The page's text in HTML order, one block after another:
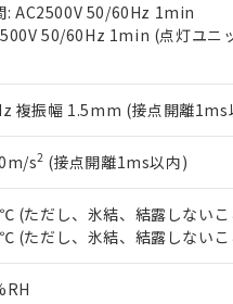
: AC2500V 50/60Hz 1min
50/60Hz 1min (点灯ユニ
複振幅 1.5mm (接点開離1ms
s2 (接点開離1ms以内)
(ただし、氷結、結露しないこ
(ただし、氷結、結露しないこ